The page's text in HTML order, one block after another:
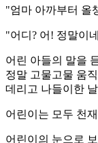
"엄마 아까부터 올
"어디? 어! 정말이
어린 아들의 말을
정말 고물고물 움
데리고 나들이한
어린이는 모두 천
어린이의 눈으로